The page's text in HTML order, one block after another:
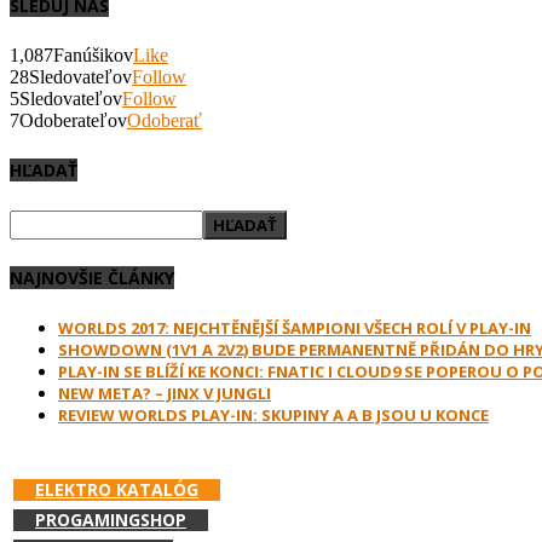
SLEDUJ NÁS
1,087FanúšikovLike
28SledovateľovFollow
5SledovateľovFollow
7OdoberateľovOdoberať
HĽADAŤ
NAJNOVŠIE ČLÁNKY
WORLDS 2017: NEJCHTĚNĚJŠÍ ŠAMPIONI VŠECH ROLÍ V PLAY-IN
SHOWDOWN (1V1 A 2V2) BUDE PERMANENTNĚ PŘIDÁN DO
PLAY-IN SE BLÍŽÍ KE KONCI: FNATIC I CLOUD9 SE POPEROU O
NEW META? – JINX V JUNGLI
REVIEW WORLDS PLAY-IN: SKUPINY A A B JSOU U KONCE
ELEKTRO KATALÓG
PROGAMINGSHOP